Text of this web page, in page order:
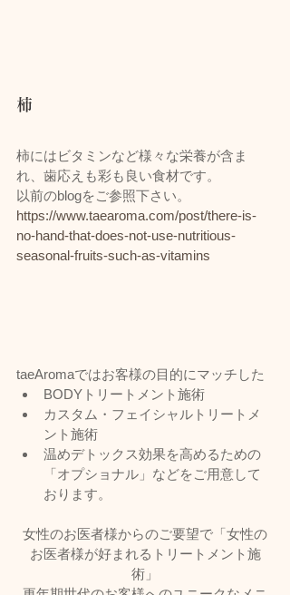
柿
柿にはビタミンなど様々な栄養が含ま
れ、歯応えも彩も良い食材です。
以前のblogをご参照下さい。
https://www.taearoma.com/post/there-is-
no-hand-that-does-not-use-nutritious-
seasonal-fruits-such-as-vitamins
taeAromaではお客様の目的にマッチした
BODYトリートメント施術
カスタム・フェイシャルトリートメ
ント施術
温めデトックス効果を高めるための
「オプショナル」などをご用意して
おります。
女性のお医者様からのご要望で「女性の
お医者様が好まれるトリートメント施
術」